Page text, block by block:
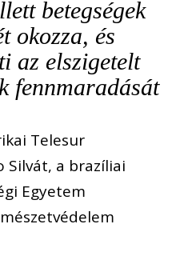
betegségek
okozza, és
az elszigetelt
fennmaradását
Telesur
Silvát, a brazíliai
Egyetem